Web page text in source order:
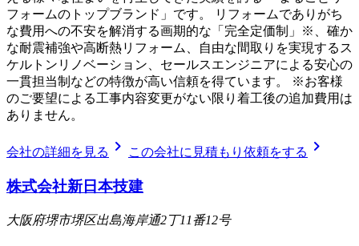
フォームのトップブランド」です。 リフォームでありがち
な費用への不安を解消する画期的な「完全定価制」※、確か
な耐震補強や高断熱リフォーム、自由な間取りを実現するス
ケルトンリノベーション、セールスエンジニアによる安心の
一貫担当制などの特徴が高い信頼を得ています。 ※お客様
のご要望による工事内容変更がない限り着工後の追加費用は
ありません。
会社の詳細を見る chevron_right この会社に見積もり依頼をする chevron_right
株式会社新日本技建
大阪府堺市堺区出島海岸通2丁11番12号